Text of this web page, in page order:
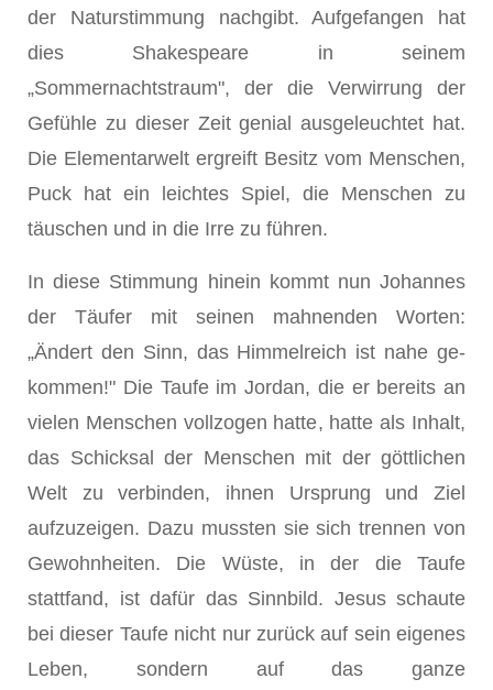
der Naturstimmung nachgibt. Aufge­fangen hat
dies Shakespeare in sei­nem
„Sommernachtstraum", der die Verwirrung der
Gefühle zu dieser Zeit genial ausgeleuchtet hat.
Die Ele­mentarwelt ergreift Besitz vom Men­schen,
Puck hat ein leichtes Spiel, die Menschen zu
täuschen und in die Irre zu führen.
In diese Stimmung hinein kommt nun Johannes
der Täufer mit seinen mahnenden Worten:
„Ändert den Sinn, das Himmelreich ist nahe ge­
kommen!" Die Taufe im Jordan, die er bereits an
vielen Menschen vollzogen hatte, hatte als Inhalt,
das Schicksal der Menschen mit der göttlichen
Welt zu verbinden, ihnen Ursprung und Ziel
aufzuzeigen. Dazu mussten sie sich trennen von
Gewohnheiten. Die Wüste, in der die Taufe
stattfand, ist dafür das Sinnbild. Jesus schaute
bei dieser Taufe nicht nur zurück auf sein eigenes
Leben, sondern auf das gan­ze